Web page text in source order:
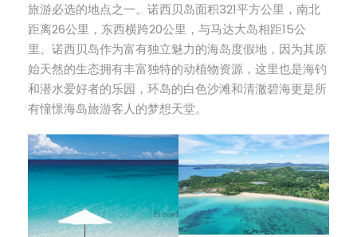
旅游必选的地点之一。诺西贝岛面积321平方公里，南北
距离26公里，东西横跨20公里，与马达大岛相距15公
里。诺西贝岛作为富有独立魅力的海岛度假地，因为其原
始天然的生态拥有丰富独特的动植物资源，这里也是海钓
和潜水爱好者的乐园，环岛的白色沙滩和清澈碧海更是所
有憧憬海岛旅游客人的梦想天堂。